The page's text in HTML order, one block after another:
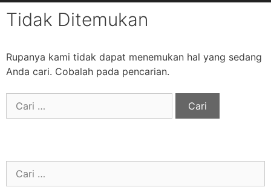
Tidak Ditemukan
Rupanya kami tidak dapat menemukan hal yang sedang
Anda cari. Cobalah pada pencarian.